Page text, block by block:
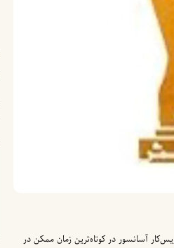
آسانسور در کوتاه‌ترین زمان ممکن در